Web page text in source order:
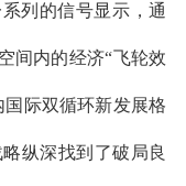
列的信号显示，通
间内的经济“飞轮效
际双循环新发展格
纵深找到了破局良